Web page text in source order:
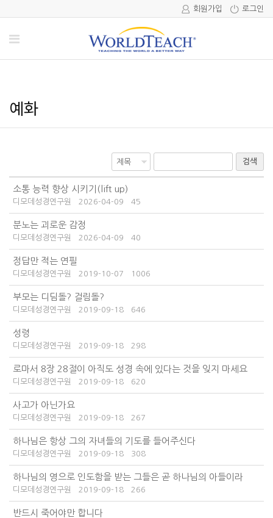
로그인
회원가입
예화
검색
소통 능력 향상 시키기(lift up)
디모데성경연구원 2026-04-09 45
분노는 괴로운 감정
디모데성경연구원 2026-04-09 40
정답만 적는 연필
디모데성경연구원 2019-10-07 1006
부모는 디딤돌? 걸림돌?
디모데성경연구원 2019-09-18 646
성령
디모데성경연구원 2019-09-18 298
로마서 8장 28절이 아직도 성경 속에 있다는 것을 잊지 마세요
디모데성경연구원 2019-09-18 620
사고가 아닌가요
디모데성경연구원 2019-09-18 267
하나님은 항상 그의 자녀들의 기도를 들어주신다
디모데성경연구원 2019-09-18 308
하나님의 영으로 인도함을 받는 그들은 곧 하나님의 아들이라
디모데성경연구원 2019-09-18 266
반드시 죽어야만 합니다